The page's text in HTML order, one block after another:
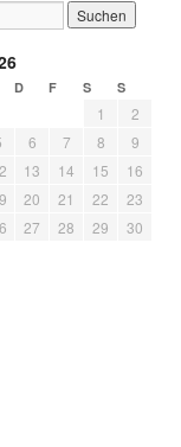
D F S S
1
2
6 7 8
9
13 14 15
16
20 21 22
23
27 28 29
30